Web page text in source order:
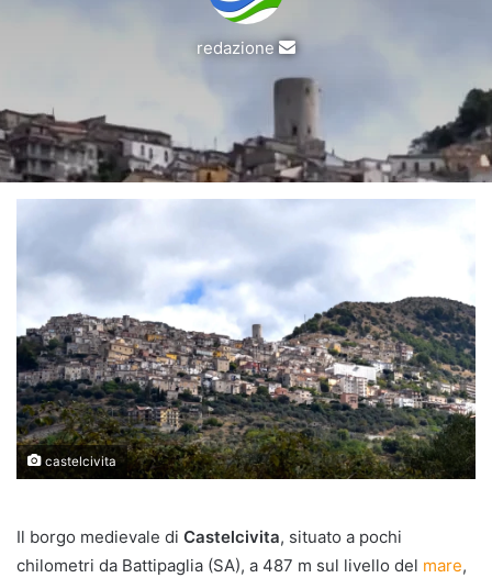
redazione
Invia
un'email
castelcivita
Il borgo medievale di Castelcivita, situato a pochi
chilometri da Battipaglia (SA), a 487 m sul livello del mare,